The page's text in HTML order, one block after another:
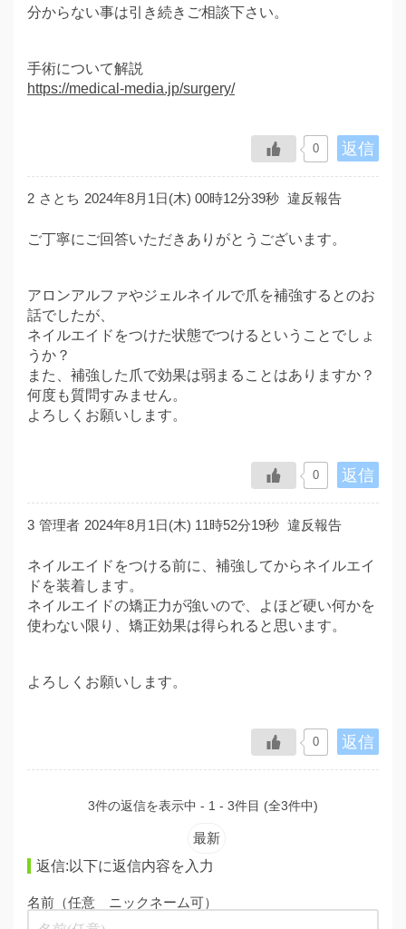
分からない事は引き続きご相談下さい。
手術について解説
https://medical-media.jp/surgery/
返信
0
2 さとち 2024年8月1日(木) 00時12分39秒 違反報告
ご丁寧にご回答いただきありがとうございます。
アロンアルファやジェルネイルで爪を補強するとのお
話でしたが、
ネイルエイドをつけた状態でつけるということでしょ
うか？
また、補強した爪で効果は弱まることはありますか？
何度も質問すみません。
よろしくお願いします。
返信
0
3 管理者 2024年8月1日(木) 11時52分19秒 違反報告
ネイルエイドをつける前に、補強してからネイルエイ
ドを装着します。
ネイルエイドの矯正力が強いので、よほど硬い何かを
使わない限り、矯正効果は得られると思います。
よろしくお願いします。
返信
0
3件の返信を表示中 - 1 - 3件目 (全3件中)
最新
返信:以下に返信内容を入力
名前（任意 ニックネーム可）